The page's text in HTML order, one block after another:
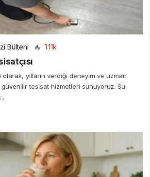
Bülteni 1.11k
olarak, yılların verdiği deneyim ve uzman
tesisat hizmetleri sunuyoruz. Su